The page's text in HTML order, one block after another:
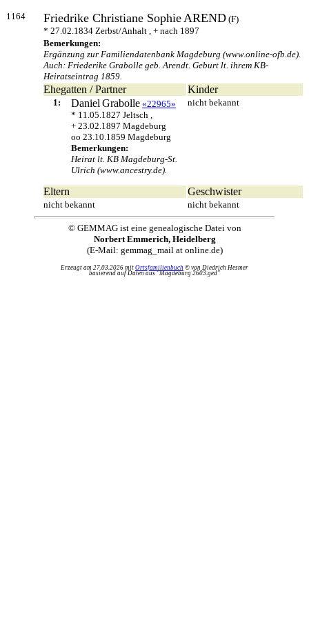
1164 Friedrike Christiane SophieAREND (F)
* 27.02.1834 Zerbst/Anhalt , + nach 1897
Bemerkungen:
Ergänzung zur Familiendatenbank Magdeburg (www.online-ofb.de).
Auch: Friederike Grabolle geb. Arendt. Geburt lt. ihrem KB-
Heiratseintrag 1859.
Ehegatten / Partner Kinder
1: Daniel Grabolle «22965»
* 11.05.1827 Jeltsch ,
+ 23.02.1897 Magdeburg
oo 23.10.1859 Magdeburg
Bemerkungen:
Heirat lt. KB Magdeburg-St.
Ulrich (www.ancestry.de).
nicht bekannt
Eltern Geschwister
nicht bekannt nicht bekannt
© GEMMAG ist eine genealogische Datei von
Norbert Emmerich, Heidelberg
(E-Mail: gemmag_mail at online.de)
Erzeugt am 27.03.2026 mit Ortsfamilienbuch © von Diedrich Hesmer
basierend auf Daten aus "Magdeburg 2603.ged"